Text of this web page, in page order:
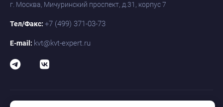
г. Москва, Мичуринский проспект, д.31, корпус 7
Тел/Факс: +7 (499) 371-03-73
E-mail: kvt@kvt-expert.ru